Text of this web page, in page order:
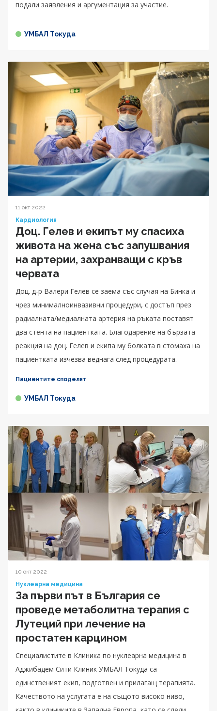
подали заявления и аргументация за участие.
УМБАЛ Токуда
11 окт 2022
Кардиология
Доц. Гелев и екипът му спасиха
живота на жена със запушвания
на артерии, захранващи с кръв
червата
Доц. д-р Валери Гелев се заема със случая на Бинка и
чрез минималноинвазивни процедури, с достъп през
радиалната/медиалната артерия на ръката поставят
два стента на пациентката. Благодарение на бързата
реакция на доц. Гелев и екипа му болката в стомаха на
пациентката изчезва веднага след процедурата.
Пациентите споделят
УМБАЛ Токуда
10 окт 2022
Нуклеарна медицина
За първи път в България се
проведе метаболитна терапия с
Лутеций при лечение на
простатен карцином
Специалистите в Клиника по нуклеарна медицина в
Аджибадем Сити Клиник УМБАЛ Токуда са
единственият екип, подготвен и прилагащ терапията.
Качеството на услугата е на същото високо ниво,